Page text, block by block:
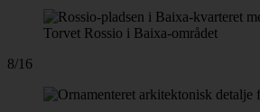
Torvet Rossio i Baixa-området
8/16